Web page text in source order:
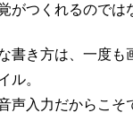
がつくれるのでは
書き方は、一度も
ル。
声入力だからこそ